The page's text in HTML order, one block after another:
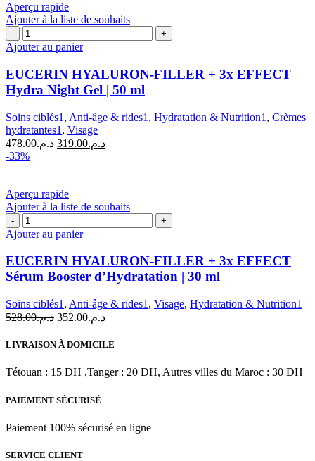
Aperçu rapide
Ajouter à la liste de souhaits
quantité
de
EUCERIN
HYALURON-
FILLER
+
EFFECT
Hydra
Night
Gel
ml
Ajouter au panier
EUCERIN HYALURON-FILLER + 3x EFFECT
Hydra Night Gel | 50 ml
Soins ciblés1 , Anti-âge & rides1 , Hydratation & Nutrition1 , Crèmes
hydratantes1 , Visage
د.م.478.00
Le
د.م.319.00
Le
-33%
Aperçu rapide
Ajouter à la liste de souhaits
quantité
de
EUCERIN
HYALURON-
FILLER
+
EFFECT
Sérum
d'Hydratation
30
Ajouter au panier
EUCERIN HYALURON-FILLER + 3x EFFECT
Sérum Booster d’Hydratation | 30 ml
Soins ciblés1 , Anti-âge & rides1 , Visage, Hydratation & Nutrition1
د.م.528.00
Le
initial
د.م.352.00
Le
actuel
د.م.352.00.
LIVRAISON À DOMICILE
Tétouan : 15 DH ,Tanger : 20 DH, Autres villes du Maroc : 30 DH
PAIEMENT SÉCURISÉ
Paiement 100% sécurisé en ligne
SERVICE CLIENT